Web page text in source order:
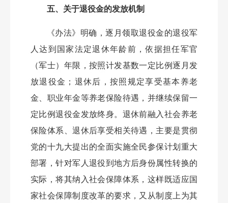
五、关于退役金的发放机制
《办法》明确，逐月领取退役金的退役军
人达到国家法定退休年龄前，依据担任军官
（军士）年限，按照计发基数一定比例逐月发
放退役金；退休后，按照规定享受基本养老
金、职业年金等养老保险待遇，并继续保留一
定比例退役金发放终身。退休前融入社会养老
保险体系、退休后享受相关待遇，主要是贯彻
党的十九大提出的全面实施全民参保计划重大
部署，针对军人退役到地方后身份属性转换的
实际，将其纳入社会保障体系，这样既适应国
家社会保障制度改革的要求，又从制度上为其